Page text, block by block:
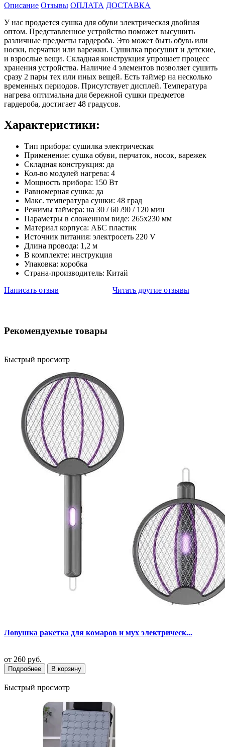
Описание Отзывы ОПЛАТА ДОСТАВКА
У нас продается сушка для обуви электрическая двойная
оптом. Представленное устройство поможет высушить
различные предметы гардероба. Это может быть обувь или
носки, перчатки или варежки. Сушилка просушит и детские,
и взрослые вещи. Складная конструкция упрощает процесс
хранения устройства. Наличие 4 элементов позволяет сушить
сразу 2 пары тех или иных вещей. Есть таймер на несколько
временных периодов. Присутствует дисплей. Температура
нагрева оптимальна для бережной сушки предметов
гардероба, достигает 48 градусов.
Характеристики:
Тип прибора: сушилка электрическая
Применение: сушка обуви, перчаток, носок, варежек
Складная конструкция: да
Кол-во модулей нагрева: 4
Мощность прибора: 150 Вт
Равномерная сушка: да
Макс. температура сушки: 48 град
Режимы таймера: на 30 / 60 /90 / 120 мин
Параметры в сложенном виде: 265х230 мм
Материал корпуса: АБС пластик
Источник питания: электросеть 220 V
Длина провода: 1,2 м
В комплекте: инструкция
Упаковка: коробка
Страна-производитель: Китай
Написать отзыв
Читать другие отзывы
Рекомендуемые товары
Быстрый просмотр
Ловушка ракетка для комаров и мух электрическ...
от 260 руб.
Подробнее В корзину
Быстрый просмотр